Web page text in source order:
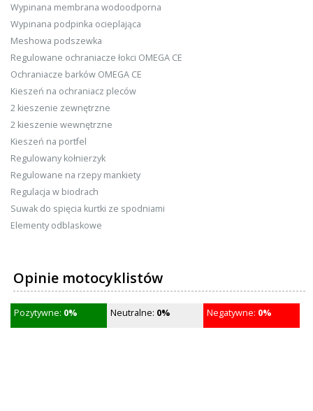
Wypinana membrana wodoodporna
Wypinana podpinka ocieplająca
Meshowa podszewka
Regulowane ochraniacze łokci OMEGA CE
Ochraniacze barków OMEGA CE
Kieszeń na ochraniacz pleców
2 kieszenie zewnętrzne
2 kieszenie wewnętrzne
Kieszeń na portfel
Regulowany kołnierzyk
Regulowane na rzepy mankiety
Regulacja w biodrach
Suwak do spięcia kurtki ze spodniami
Elementy odblaskowe
Opinie motocyklistów
Pozytywne: 0% Neutralne: 0% Negatywne: 0%